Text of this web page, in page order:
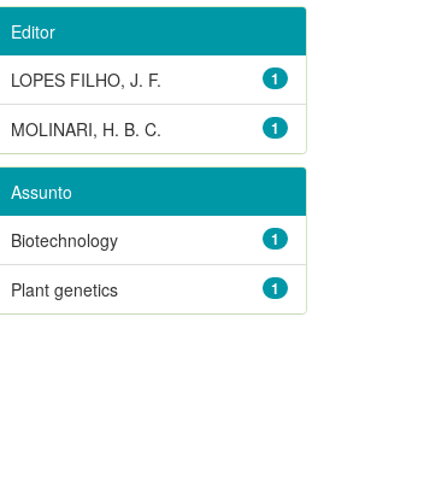
Editor
1
LOPES FILHO, J. F.
1
MOLINARI, H. B. C.
Assunto
1
Biotechnology
1
Plant genetics